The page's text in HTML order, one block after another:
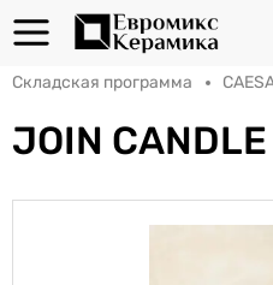
Складская программа
JOIN